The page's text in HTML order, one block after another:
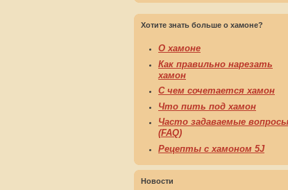
Хотите знать больше о хамоне?
О хамоне
Как правильно нарезать
хамон
С чем сочетается хамон
Что пить под хамон
Часто задаваемые вопросы
(FAQ)
Рецепты с хамоном 5J
Новости